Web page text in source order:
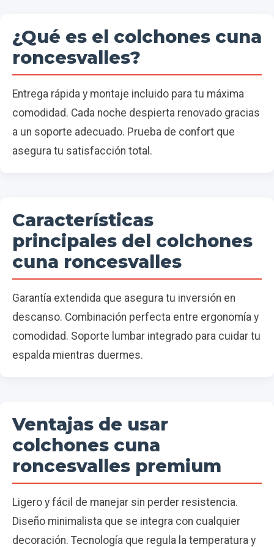
¿Qué es el colchones cuna
roncesvalles?
Entrega rápida y montaje incluido para tu máxima
comodidad. Cada noche despierta renovado gracias
a un soporte adecuado. Prueba de confort que
asegura tu satisfacción total.
Características
principales del colchones
cuna roncesvalles
Garantía extendida que asegura tu inversión en
descanso. Combinación perfecta entre ergonomía y
comodidad. Soporte lumbar integrado para cuidar tu
espalda mientras duermes.
Ventajas de usar
colchones cuna
roncesvalles premium
Ligero y fácil de manejar sin perder resistencia.
Diseño minimalista que se integra con cualquier
decoración. Tecnología que regula la temperatura y